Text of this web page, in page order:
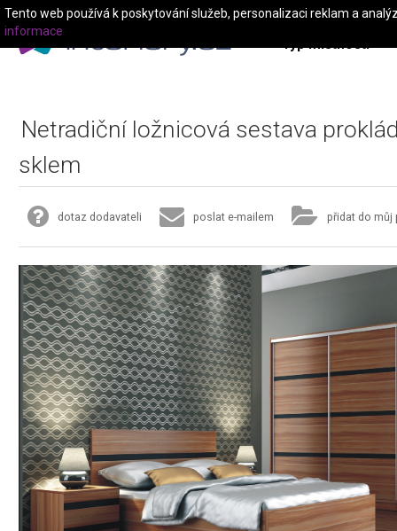
Typ místnosti
Netradiční ložnicová sestava
sklem
dotaz dodavateli poslat e-mailem přidat do můj
Tento web používá k poskytování služeb, personalizaci reklam a
informace